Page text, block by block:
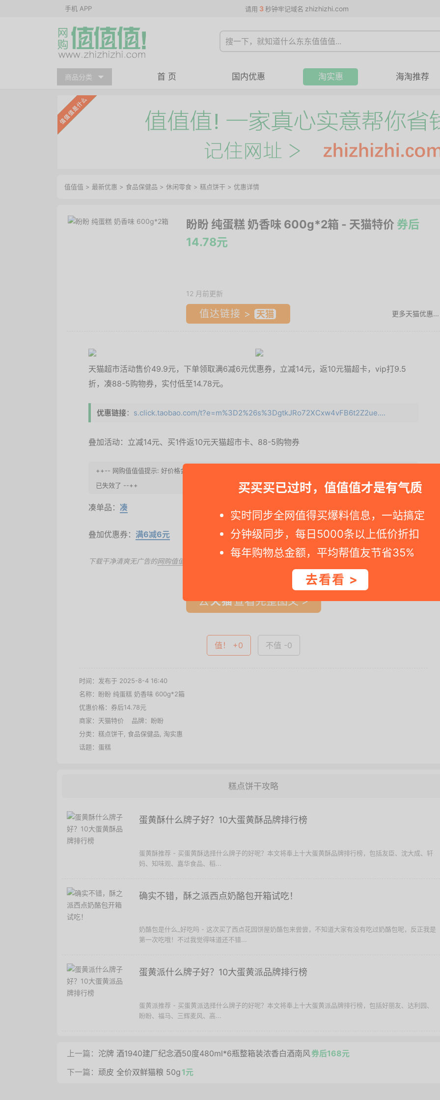
手机 APP 请用 3 秒钟牢记域名 zhizhizhi.com
商品分类 首 页 国内优惠 淘实惠 海淘推荐
买买买已过时，值值值才是有气质
实时同步全网值得买爆料信息，一站搞定
分钟级同步，每日5000条以上低价折扣
每年购物总金额，平均帮值友节省35%
去看看 >
值值值 > 最新优惠 > 食品保健品 > 休闲零食 > 糕点饼干 > 优惠详情
盼盼 纯蛋糕 奶香味 600g*2箱 - 天猫特价 券后
14.78元
12 月前更新
值达链接 > 更多天猫优惠...
天猫超市活动售价49.9元，下单领取满6减6元优惠券，立减14元，返10元猫超卡，vip打9.5
折，凑88-5购物券，实付低至14.78元。
优惠链接： s.click.taobao.com/t?e=m%3D2%26s%3DgtkJRo72XCxw4vFB6t2Z2ue....
叠加活动：立减14元、买1件返10元天猫超市卡、88-5购物券
++-- 网购值值值提示: 好价格会过期，请早点动手买。假如您查看天猫详情网址显示标价已恢复，那就说明打折
已失效了 --++
凑单品： 凑
叠加优惠券： 满6减6元
下载干净清爽无广告的网购值值值App
去 查看完整图文 >
值！ +0 不值 -0
时间：发布于 2025-8-4 16:40
名称： 盼盼 纯蛋糕 奶香味 600g*2箱
优惠价格： 券后14.78元
商家： 天猫特价 品牌： 盼盼
分类： 糕点饼干 食品保健品
淘实惠
话题： 蛋糕
糕点饼干攻略
蛋黄酥什么牌子好？10大蛋黄酥品牌排行榜
蛋黄酥推荐 - 买蛋黄酥选择什么牌子的好呢？本文将奉上十大蛋黄酥品牌排行榜，包括友臣、沈大成、轩
妈、知味观、嘉华食品、稻...
确实不错，酥之派西点奶酪包开箱试吃！
奶酪包是什么_好吃吗 - 这次买了西点花园饼屋奶酪包来尝尝，不知道大家有没有吃过奶酪包呢，反正我是
第一次吃哦！不过我觉得味道还不错...
蛋黄派什么牌子好？10大蛋黄派品牌排行榜
蛋黄派推荐 - 买蛋黄派选择什么牌子的好呢？本文将奉上十大蛋黄派品牌排行榜，包括好丽友、达利园、
盼盼、福马、三辉麦风、高...
上一篇： 沱牌 酒1940建厂纪念酒50度480ml*6瓶整箱装浓香白酒南风券后168元
下一篇： 顽皮 全价双鲜猫粮 50g 1元